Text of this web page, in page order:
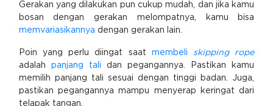
Gerakan yang dilakukan pun cukup mudah, dan jika kamu
bosan dengan gerakan melompatnya, kamu bisa
memvariasikannya dengan gerakan lain.
Poin yang perlu diingat saat membeli skipping rope
adalah panjang tali dan pegangannya. Pastikan kamu
memilih panjang tali sesuai dengan tinggi badan. Juga,
pastikan pegangannya mampu menyerap keringat dari
telapak tangan.